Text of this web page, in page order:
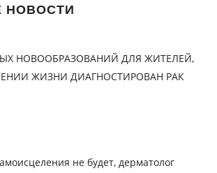
НОВОСТИ
НОВООБРАЗОВАНИЙ ДЛЯ ЖИТЕЛЕЙ,
ЖИЗНИ ДИАГНОСТИРОВАН РАК
не будет, дерматолог